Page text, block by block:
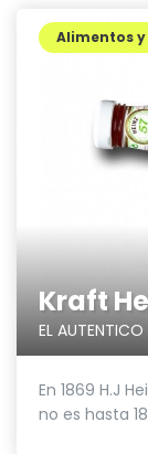
Kraft
EL AUTENTICO
Alimentos
En 1869 H.J
no es hasta